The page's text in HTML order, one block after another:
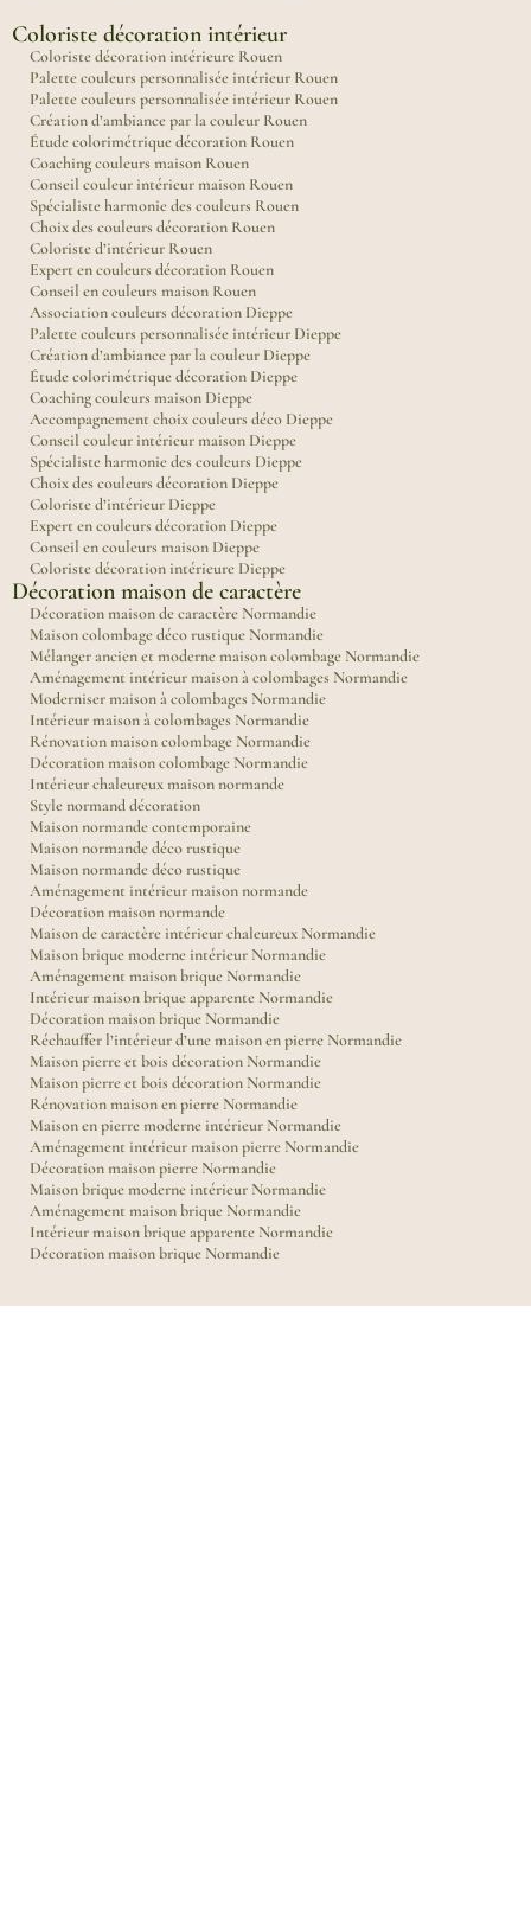
Coloriste décoration intérieur
Coloriste décoration intérieure Rouen
Palette couleurs personnalisée intérieur Rouen
Palette couleurs personnalisée intérieur Rouen
Création d’ambiance par la couleur Rouen
Étude colorimétrique décoration Rouen
Coaching couleurs maison Rouen
Conseil couleur intérieur maison Rouen
Spécialiste harmonie des couleurs Rouen
Choix des couleurs décoration Rouen
Coloriste d’intérieur Rouen
Expert en couleurs décoration Rouen
Conseil en couleurs maison Rouen
Association couleurs décoration Dieppe
Palette couleurs personnalisée intérieur Dieppe
Création d’ambiance par la couleur Dieppe
Étude colorimétrique décoration Dieppe
Coaching couleurs maison Dieppe
Accompagnement choix couleurs déco Dieppe
Conseil couleur intérieur maison Dieppe
Spécialiste harmonie des couleurs Dieppe
Choix des couleurs décoration Dieppe
Coloriste d’intérieur Dieppe
Expert en couleurs décoration Dieppe
Conseil en couleurs maison Dieppe
Coloriste décoration intérieure Dieppe
Décoration maison de caractère
Décoration maison de caractère Normandie
Maison colombage déco rustique Normandie
Mélanger ancien et moderne maison colombage Normandie
Aménagement intérieur maison à colombages Normandie
Moderniser maison à colombages Normandie
Intérieur maison à colombages Normandie
Rénovation maison colombage Normandie
Décoration maison colombage Normandie
Intérieur chaleureux maison normande
Style normand décoration
Maison normande contemporaine
Maison normande déco rustique
Maison normande déco rustique
Aménagement intérieur maison normande
Décoration maison normande
Maison de caractère intérieur chaleureux Normandie
Maison brique moderne intérieur Normandie
Aménagement maison brique Normandie
Intérieur maison brique apparente Normandie
Décoration maison brique Normandie
Réchauffer l’intérieur d’une maison en pierre Normandie
Maison pierre et bois décoration Normandie
Maison pierre et bois décoration Normandie
Rénovation maison en pierre Normandie
Maison en pierre moderne intérieur Normandie
Aménagement intérieur maison pierre Normandie
Décoration maison pierre Normandie
Maison brique moderne intérieur Normandie
Aménagement maison brique Normandie
Intérieur maison brique apparente Normandie
Décoration maison brique Normandie